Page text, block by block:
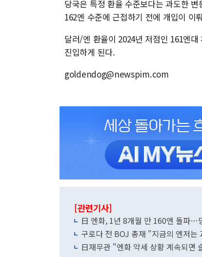
당국은 특정 환율 수준보다는 과도한
162엔 수준에 근접하기 전에 개입이 이
달러/엔 환율이 2024년 저점인 161엔
진입하게 된다.
goldendog@newspim.com
[관련기사]
日 엔화, 1년 8개월 만 160엔 돌파…
구로다 전 BOJ 총재 "지금의 엔저
日재무관 "엔화 약세 상황 계속되면